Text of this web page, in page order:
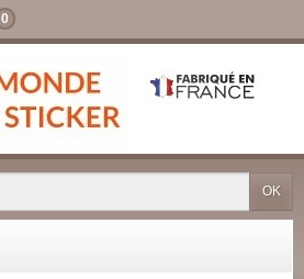
OK
0